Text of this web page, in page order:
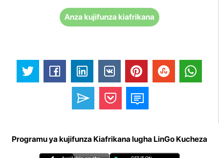
Anza kujifunza kiafrikana
Programu ya kujifunza Kiafrikana lugha LinGo Kucheza